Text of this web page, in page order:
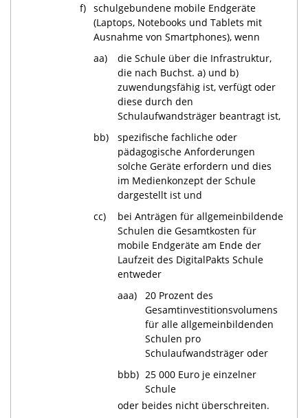
f) schulgebundene mobile Endgeräte
(Laptops, Notebooks und Tablets mit
Ausnahme von Smartphones), wenn
aa)
die Schule über die Infrastruktur,
die nach Buchst. a) und b)
zuwendungsfähig ist, verfügt oder
diese durch den
Schulaufwandsträger beantragt ist,
bb)
spezifische fachliche oder
pädagogische Anforderungen
solche Geräte erfordern und dies
im Medienkonzept der Schule
dargestellt ist und
cc)
bei Anträgen für allgemeinbildende
Schulen die Gesamtkosten für
mobile Endgeräte am Ende der
Laufzeit des DigitalPakts Schule
entweder
aaa)
20 Prozent des
Gesamtinvestitionsvolumens
für alle allgemeinbildenden
Schulen pro
Schulaufwandsträger oder
bbb) 25 000 Euro je einzelner
Schule
oder beides nicht überschreiten.